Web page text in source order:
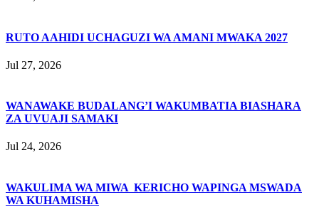
RUTO AAHIDI UCHAGUZI WA AMANI MWAKA 2027
Jul 27, 2026
WANAWAKE BUDALANG’I WAKUMBATIA BIASHARA
ZA UVUAJI SAMAKI
Jul 24, 2026
WAKULIMA WA MIWA KERICHO WAPINGA MSWADA
WA KUHAMISHA